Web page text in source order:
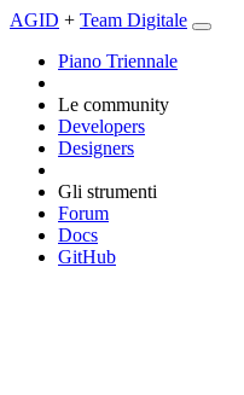
AGID + Team Digitale
Piano Triennale
Le community
Developers
Designers
Gli strumenti
Forum
Docs
GitHub